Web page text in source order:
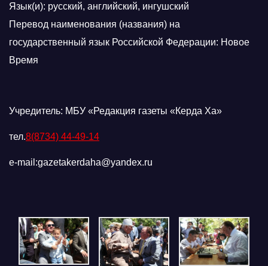
Язык(и): русский, английский, ингушский
Перевод наименования (названия) на
государственный язык Российской Федерации: Новое
Время
Учредитель: МБУ «Редакция газеты «Керда Ха»
тел.8(8734) 44-49-14
e-mail:gazetakerdaha@yandex.ru